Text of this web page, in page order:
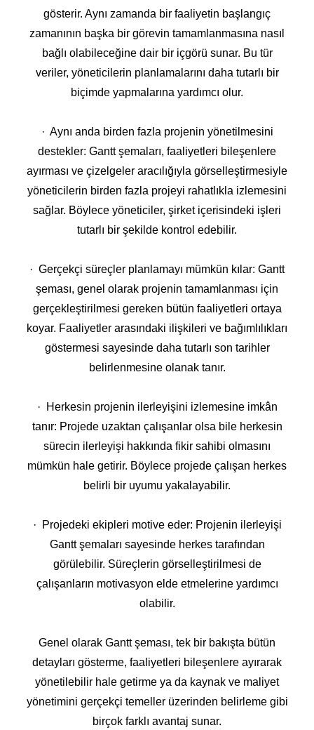
gösterir. Aynı zamanda bir faaliyetin başlangıç
zamanının başka bir görevin tamamlanmasına nasıl
bağlı olabileceğine dair bir içgörü sunar. Bu tür
veriler, yöneticilerin planlamalarını daha tutarlı bir
biçimde yapmalarına yardımcı olur.
· Aynı anda birden fazla projenin yönetilmesini
destekler: Gantt şemaları, faaliyetleri bileşenlere
ayırması ve çizelgeler aracılığıyla görselleştirmesiyle
yöneticilerin birden fazla projeyi rahatlıkla izlemesini
sağlar. Böylece yöneticiler, şirket içerisindeki işleri
tutarlı bir şekilde kontrol edebilir.
· Gerçekçi süreçler planlamayı mümkün kılar: Gantt
şeması, genel olarak projenin tamamlanması için
gerçekleştirilmesi gereken bütün faaliyetleri ortaya
koyar. Faaliyetler arasındaki ilişkileri ve bağımlılıkları
göstermesi sayesinde daha tutarlı son tarihler
belirlenmesine olanak tanır.
· Herkesin projenin ilerleyişini izlemesine imkân
tanır: Projede uzaktan çalışanlar olsa bile herkesin
sürecin ilerleyişi hakkında fikir sahibi olmasını
mümkün hale getirir. Böylece projede çalışan herkes
belirli bir uyumu yakalayabilir.
· Projedeki ekipleri motive eder: Projenin ilerleyişi
Gantt şemaları sayesinde herkes tarafından
görülebilir. Süreçlerin görselleştirilmesi de
çalışanların motivasyon elde etmelerine yardımcı
olabilir.
Genel olarak Gantt şeması, tek bir bakışta bütün
detayları gösterme, faaliyetleri bileşenlere ayırarak
yönetilebilir hale getirme ya da kaynak ve maliyet
yönetimini gerçekçi temeller üzerinden belirleme gibi
birçok farklı avantaj sunar.